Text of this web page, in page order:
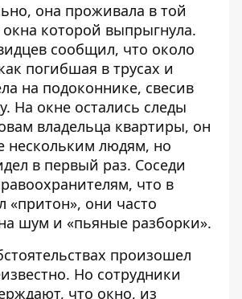
она проживала в той
которой выпрыгнула.
сообщил, что около
погибшая в трусах и
на подоконнике, свесив
На окне остались следы
владельца квартиры, он
нескольким людям, но
в первый раз. Соседи
что в
«притон», они часто
шум и «пьяные разборки».
произошел
Но сотрудники
что окно, из